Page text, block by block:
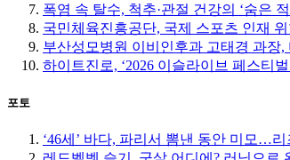
폭염 속 탈수, 척추·관절 건강의 ‘숨은 적
국민체육진흥공단, 국제 스포츠 인재
부산성모병원 이비인후과 고태경 과장
하이트진로, ‘2026 이슬라이브 페스티
포토
‘46세’ 바다, 파리서 뽐낸 동안 미모…